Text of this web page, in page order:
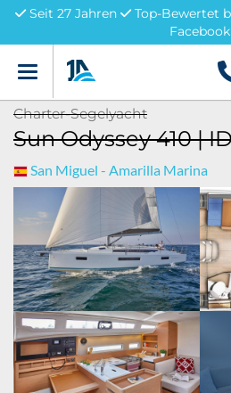
Seit 27 Jahren
Top-Bewertet
Facebook
Menü
Charter-Segelyacht
Sun Odyssey 410 |
San Miguel - Amarilla Marina